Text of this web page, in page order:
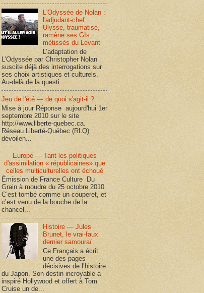
L'Odyssée de Nolan :
l'adjudant-chef
Ulysse, traumatisé,
ramène ses GIs
métissés du Levant
L’adaptation de
L’Odyssée par Christopher Nolan
suscite déjà des interrogations sur
ses choix artistiques et culturels.
Au-delà de la questi...
Jeu de l'été — de quoi s'agit-il ?
Mise à jour Réponse aujourd'hui 1er
septembre 2010 sur le site
http://www.liberte-quebec.ca.
Réseau Liberté-Québec (RLQ)
dévoilen...
Europe — Tant les politiques
d'assimilation « républicaines» que
celles multiculturelles ont échoué
Émission de France Culture Du
Grain à moudre du 25 octobre 2010.
C’est tombé comme un couperet, et
c’est venu de la bouche de la
chancel...
Histoire — Jules
Brunet, le vrai-faux
dernier samouraï
Ce Français a écrit
une des pages
décisives de l’histoire
du Japon. Son destin incroyable a
inspiré Hollywood et offert à Tom
Cruise un de...